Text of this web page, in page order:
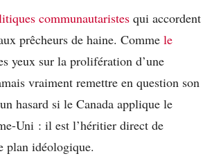
communautaristes qui accordent
prêcheurs de haine. Comme le
yeux sur la prolifération d’une
vraiment remettre en question son
hasard si le Canada applique le
Uni : il est l’héritier direct de
plan idéologique.